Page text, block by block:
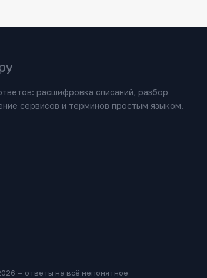
расшифровка списаний, разбор
сервисов и терминов простым языком.
— ответы на всё непонятное